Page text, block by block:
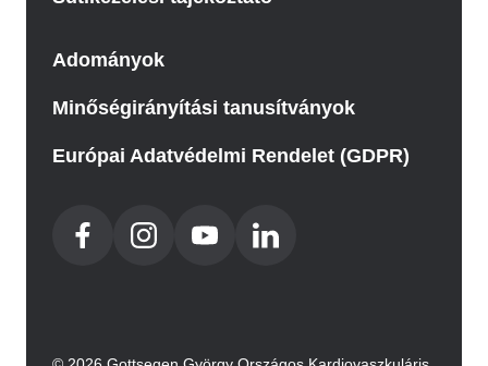
Adományok
Minőségirányítási tanusítványok
Európai Adatvédelmi Rendelet (GDPR)